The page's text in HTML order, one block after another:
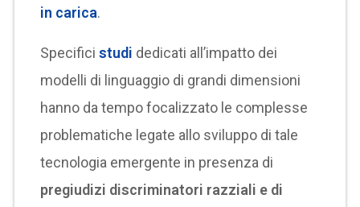
in carica.
Specificistudi dedicati all’impatto dei
modelli di linguaggio di grandi dimensioni
hanno da tempo focalizzato le complesse
problematiche legate allo sviluppo di tale
tecnologia emergente in presenza di
pregiudizi discriminatori razziali e di